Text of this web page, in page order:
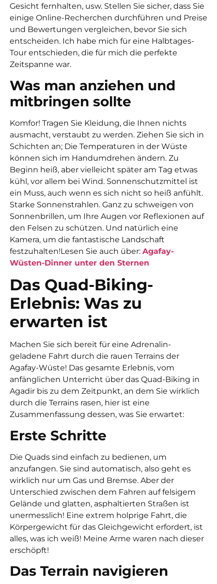
Gesicht fernhalten, usw. Stellen Sie sicher, dass Sie
einige Online-Recherchen durchführen und Preise
und Bewertungen vergleichen, bevor Sie sich
entscheiden. Ich habe mich für eine Halbtages-
Tour entschieden, die für mich die perfekte
Zeitspanne war.
Was man anziehen und
mitbringen sollte
Komfor! Tragen Sie Kleidung, die Ihnen nichts
ausmacht, verstaubt zu werden. Ziehen Sie sich in
Schichten an; Die Temperaturen in der Wüste
können sich im Handumdrehen ändern. Zu
Beginn heiß, aber vielleicht später am Tag etwas
kühl, vor allem bei Wind. Sonnenschutzmittel ist
ein Muss, auch wenn es sich nicht so heiß anfühlt.
Starke Sonnenstrahlen. Ganz zu schweigen von
Sonnenbrillen, um Ihre Augen vor Reflexionen auf
den Felsen zu schützen. Und natürlich eine
Kamera, um die fantastische Landschaft
festzuhalten!Lesen Sie auch über: Agafay-
Wüsten-Dinner unter den Sternen
Das Quad-Biking-
Erlebnis: Was zu
erwarten ist
Machen Sie sich bereit für eine Adrenalin-
geladene Fahrt durch die rauen Terrains der
Agafay-Wüste! Das gesamte Erlebnis, vom
anfänglichen Unterricht über das Quad-Biking in
Agadir bis zu dem Zeitpunkt, an dem Sie wirklich
durch die Terrains rasen, hier ist eine
Zusammenfassung dessen, was Sie erwartet:
Erste Schritte
Die Quads sind einfach zu bedienen, um
anzufangen. Sie sind automatisch, also geht es
wirklich nur um Gas und Bremse. Aber der
Unterschied zwischen dem Fahren auf felsigem
Gelände und glatten, asphaltierten Straßen ist
unermesslich! Eine extrem holprige Fahrt, die
Körpergewicht für das Gleichgewicht erfordert, ist
alles, was ich weiß! Meine Arme waren nach dieser
erschöpft!
Das Terrain navigieren